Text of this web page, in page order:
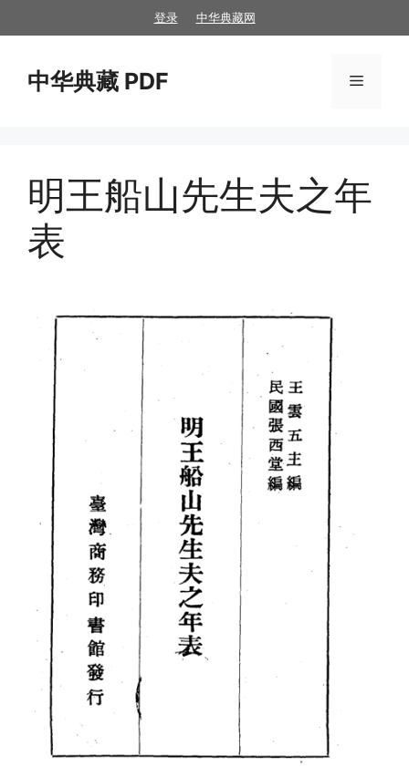
至
登录 中华典藏网
中华典藏 PDF 菜
明王船山先生夫之年
表